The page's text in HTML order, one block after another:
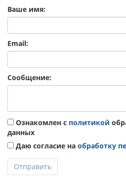
Ваше имя:
Email:
Сообщение:
Ознакомлен с политикой
данных
Даю согласие на обработку
Отправить